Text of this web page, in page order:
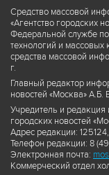
Средство массовой
«Агентство городских
Федеральной службе
технологий и массовых
средства массовой
г.
Главный редактор
новостей «Москва» А.Б.
Учредитель и редакция
городских новостей
Адрес редакции:
Телефон редакции: 8
Электронная почта:
Коммерческий отдел